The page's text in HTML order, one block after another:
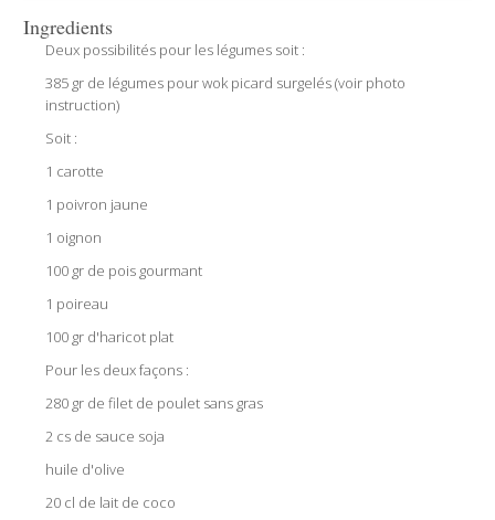
Ingredients
Deux possibilités pour les légumes soit :
385 gr de légumes pour wok picard surgelés (voir photo
instruction)
Soit :
1 carotte
1 poivron jaune
1 oignon
100 gr de pois gourmant
1 poireau
100 gr d'haricot plat
Pour les deux façons :
280 gr de filet de poulet sans gras
2 cs de sauce soja
huile d'olive
20 cl de lait de coco